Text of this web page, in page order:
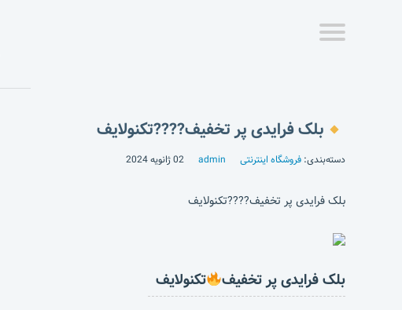
بلک فرایدی پر تخفیف????تکنولایف
دسته‌بندی: فروشگاه اینترنتی admin 02 ژانویه 2024
بلک فرایدی پر تخفیف????تکنولایف
بلک فرایدی پر تخفیف تکنولایف